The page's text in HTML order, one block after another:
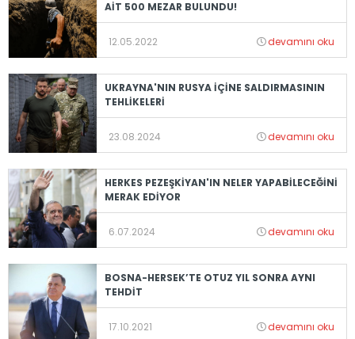
AİT 500 MEZAR BULUNDU!
12.05.2022 devamını oku
UKRAYNA'NIN RUSYA İÇİNE SALDIRMASININ
TEHLİKELERİ
23.08.2024 devamını oku
HERKES PEZEŞKİYAN'IN NELER YAPABİLECEĞİNİ
MERAK EDİYOR
6.07.2024 devamını oku
BOSNA-HERSEK’TE OTUZ YIL SONRA AYNI
TEHDİT
17.10.2021 devamını oku